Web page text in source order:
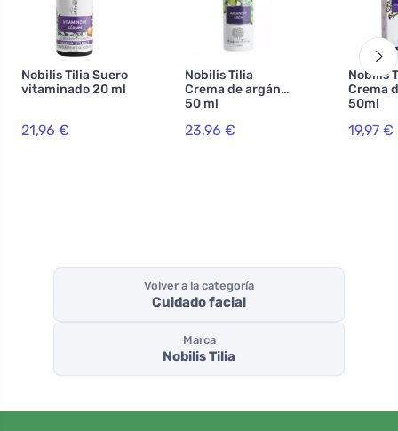
Nobilis Tilia Suero
vitaminado 20 ml
21,96 €
Nobilis Tilia
Crema de argán
50 ml
23,96 €
Nobilis
Crema
50ml
19,97 €
Volver a la categoría
Cuidado facial
Marca
Nobilis Tilia